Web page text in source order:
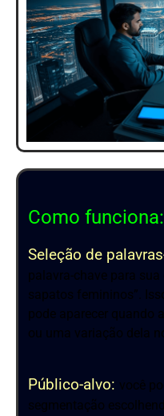
Como funciona:
Seleção de
palavra-chave para
sapatos femininos”.
pode aparecer quando
ou uma variação dela
Público-alvo: você
segmentação